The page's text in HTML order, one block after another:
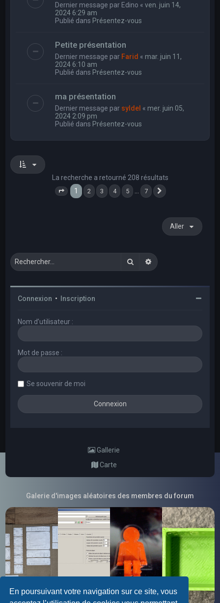
En poursuivant votre navigation sur ce site, vous
Dernier message par Edino «ven. juin 14,
2024 6:29 am
Publié dans Présentez-vous
Petite présentation
Dernier message par Farid « mar. juin 11,
2024 6:10 am
Publié dans Présentez-vous
ma présentation
Dernier message par syldel « mer. juin 05,
2024 2:09 pm
Publié dans Présentez-vous
La recherche a retourné 208 résultats
Page 1 sur
1 2 3 4 5 7
Aller
RechercherRecherche avancée
Connexion • Inscription
Nom d’utilisateur :
Mot de passe :
Se souvenir de moi
Gallerie
Carte
Galerie d'images aléatoires des membres du forum